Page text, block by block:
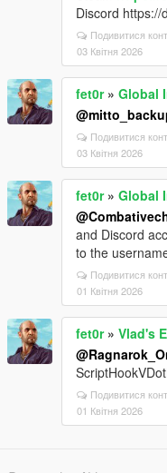
Discord
Подивитися
03 Квітня 2026
fet0r» Global
Подивитися
03 Квітня 2026
fet0r» Global
and Discord
to the
Подивитися
01 Квітня 2026
fet0r» Vlad's
Подивитися
01 Квітня 2026